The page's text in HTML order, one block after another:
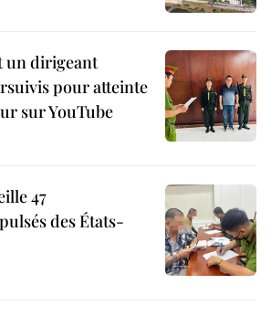
un dirigeant
pour atteinte
sur YouTube
47
des États-